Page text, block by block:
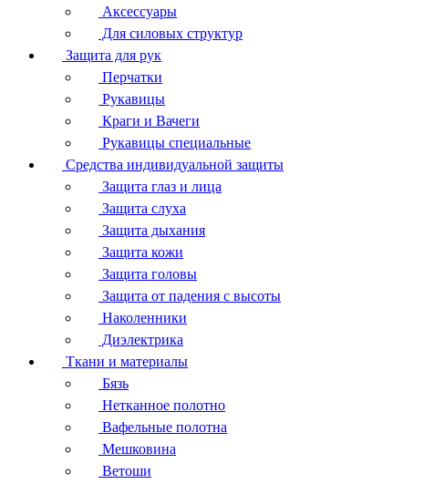
Аксессуары
Для силовых структур
Защита для рук
Перчатки
Рукавицы
Краги и Вачеги
Рукавицы специальные
Средства индивидуальной защиты
Защита глаз и лица
Защита слуха
Защита дыхания
Защита кожи
Защита головы
Защита от падения с высоты
Наколенники
Диэлектрика
Ткани и материалы
Бязь
Нетканное полотно
Вафельные полотна
Мешковина
Ветоши